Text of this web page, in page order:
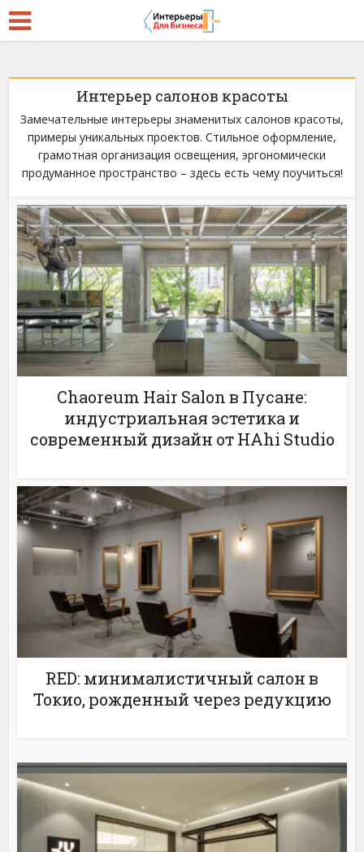
Интерьер салонов красоты
Замечательные интерьеры знаменитых салонов красоты,
примеры уникальных проектов. Стильное оформление,
грамотная организация освещения, эргономически
продуманное пространство – здесь есть чему поучиться!
Chaoreum Hair Salon в Пусане:
индустриальная эстетика и
современный дизайн от HAhi Studio
RED: минималистичный салон в
Токио, рожденный через редукцию